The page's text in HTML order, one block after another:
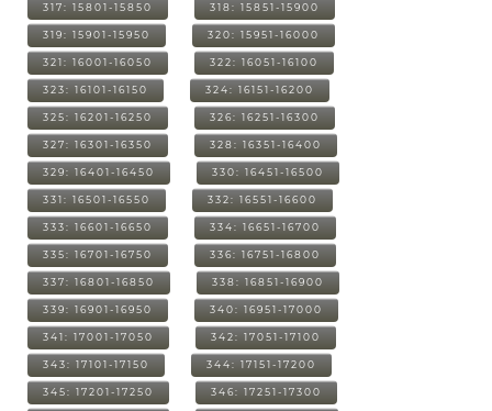
317: 15801-15850 318: 15851-15900
319: 15901-15950 320: 15951-16000
321: 16001-16050 322: 16051-16100
323: 16101-16150 324: 16151-16200
325: 16201-16250 326: 16251-16300
327: 16301-16350 328: 16351-16400
329: 16401-16450 330: 16451-16500
331: 16501-16550 332: 16551-16600
333: 16601-16650 334: 16651-16700
335: 16701-16750 336: 16751-16800
337: 16801-16850 338: 16851-16900
339: 16901-16950 340: 16951-17000
341: 17001-17050 342: 17051-17100
343: 17101-17150 344: 17151-17200
345: 17201-17250 346: 17251-17300